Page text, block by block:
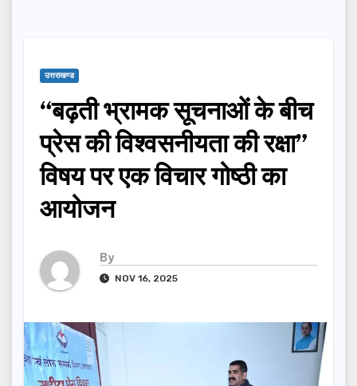
उत्तराखण्ड
“बढ़ती भ्रामक सूचनाओं के बीच
प्रेस की विश्वसनीयता की रक्षा”
विषय पर एक विचार गोष्ठी का
आयोजन
By
NOV 16, 2025